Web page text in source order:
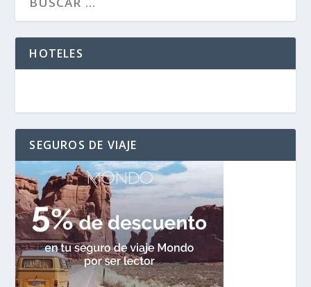
HOTELES
SEGUROS DE VIAJE